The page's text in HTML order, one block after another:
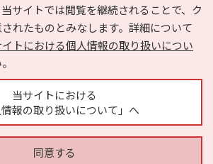
サイトでは閲覧を継続されることで、ク
れたものとみなします。詳細について
イトにおける個人情報の取り扱いについ
当サイトにおける
情報の取り扱いについて」へ
同意する
タ）とは？ お気に入り
ヘルプ
情報の取り扱いについて
運営会社
広告掲載に関するお問い合わせ